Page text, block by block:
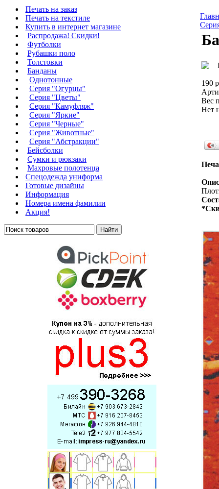
Печать на заказ
Печать на текстиле
Купить в интернет магазине
Распродажа! Скидки!
Футболки
Рубашки поло
Толстовки
Банданы
Однотонные
Серия "Огурцы"
Серия "Цветы"
Серия "Камуфляж"
Серия "Яркие"
Серия "Черные"
Серия "Животные"
Серия "Абстракции"
Бейсболки
Сумки и рюкзаки
Махровые полотенца
Cпецодежда униформа
Готовые дизайны
Информация
Номера имена фамилии
Акция!
190
Вес
Нет